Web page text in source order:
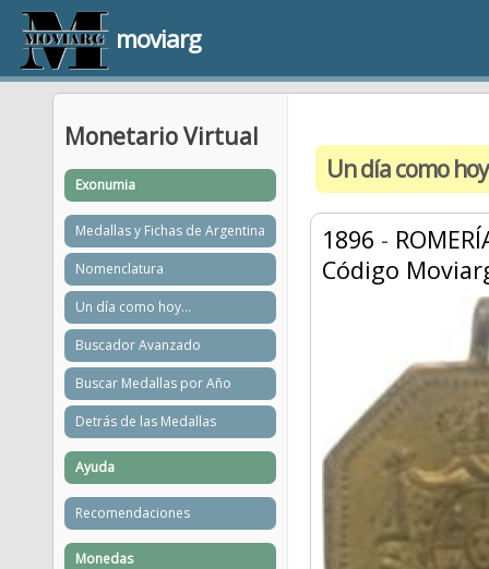
moviarg
Un día como
1896 -
Código
Monetario Virtual
Exonumia
Medallas y Fichas de Argentina
Nomenclatura
Un día como hoy...
Buscador Avanzado
Buscar Medallas por Año
Detrás de las Medallas
Ayuda
Recomendaciones
Monedas